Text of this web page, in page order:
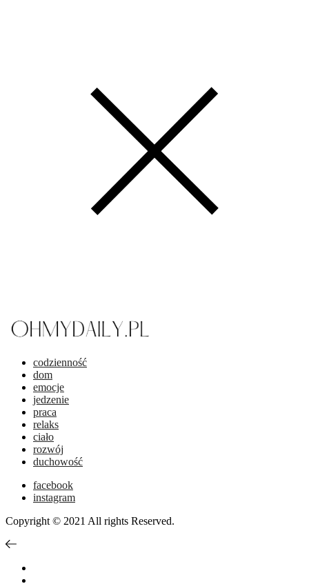
codzienność
dom
emocje
jedzenie
praca
relaks
ciało
rozwój
duchowość
facebook
instagram
Copyright © 2021 All rights Reserved.